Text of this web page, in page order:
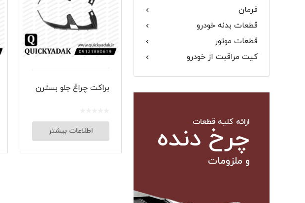
میل موج گیر
سیبک فرمان
فرمان
قطعات بدنه خودرو
قطعات موتور
کیت مراقبت از خودرو
ارائه کلیه قطعات
چرخ دنده
و ملزومات
براکت چراغ جلو بسترن
اطلاعات بیشتر